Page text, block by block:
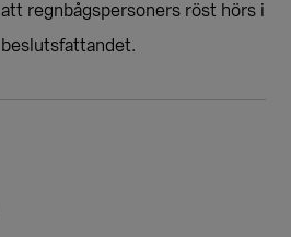
att regnbågspersoners röst hörs i
beslutsfattandet.